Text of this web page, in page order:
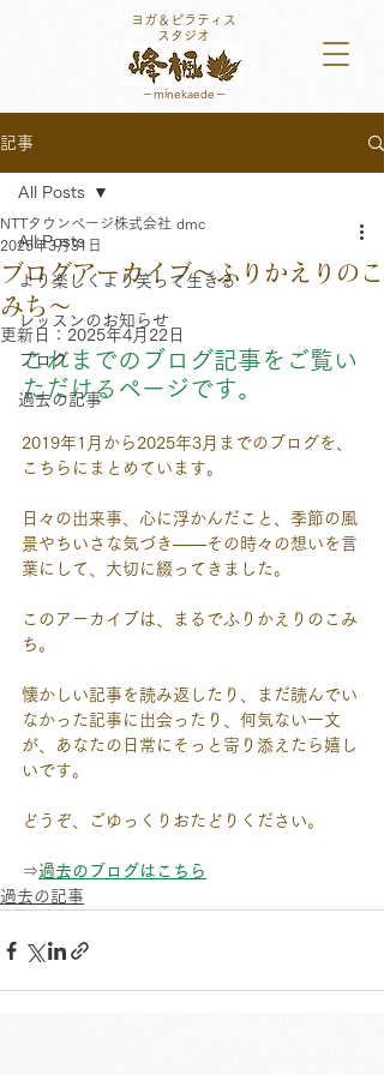
ヨガ＆ピラティス
スタジオ
－minekaede​－
記事
All Posts
より楽しくより笑って生きる
レッスンのお知らせ
ブログ
過去の記事
All Posts
ブログアーカイブ～ふりかえりのこ
みち～
NTTタウンページ株式会社 dmc
2025年3月31日
更新日： 2025年4月22日
これまでのブログ記事をご覧い
ただけるページです。
2019年1月から2025年3月までのブログを、
こちらにまとめています。
日々の出来事、心に浮かんだこと、季節の風
景やちいさな気づき——その時々の想いを言
葉にして、大切に綴ってきました。
このアーカイブは、まるでふりかえりのこみ
ち。
懐かしい記事を読み返したり、まだ読んでい
なかった記事に出会ったり、何気ない一文
が、あなたの日常にそっと寄り添えたら嬉し
いです。
どうぞ、ごゆっくりおたどりください。
⇒過去のブログはこちら
過去の記事